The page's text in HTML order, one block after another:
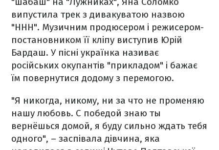
випустила трек з дивакуватою назвою
"ННН". Музичним продюсером і режисером-
постановником її кліпу виступив Юрій
Бардаш. У пісні українка називає
російських окупантів "прикладом" і бажає
їм повернутися додому з перемогою.
"Я никогда, никому, ни за что не променяю
нашу любовь. С победой знаю ты
вернёшься домой, я буду сильно ждать тебя
одного", – заспівала дівчина, яка